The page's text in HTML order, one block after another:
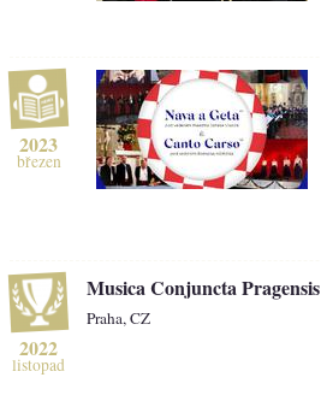
2023
březen
2022
listopad
Musica Conjuncta Pragensis
Praha, CZ